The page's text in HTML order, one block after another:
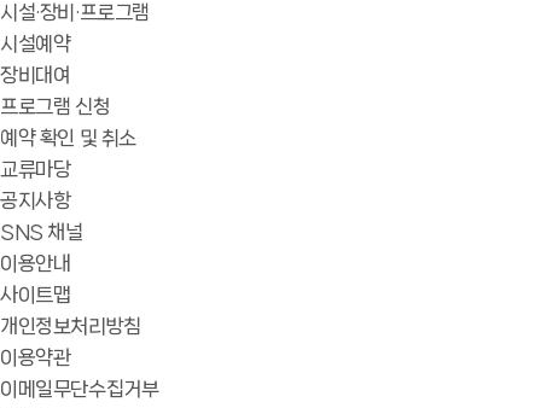
시설·장비·프로그램
시설예약
장비대여
프로그램 신청
예약 확인 및 취소
교류마당
공지사항
SNS 채널
이용안내
사이트맵
개인정보처리방침
이용약관
이메일무단수집거부